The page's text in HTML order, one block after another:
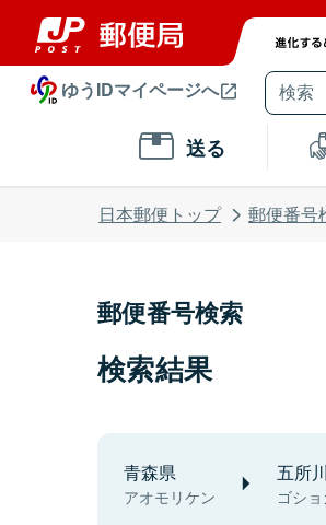
ゆうIDマイページへ
送る
日本郵便トップ 郵便番号
郵便番号検索
検索結果
青森県
アオモリケン
五所
ゴシ